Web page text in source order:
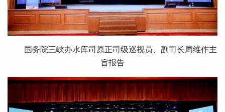
国务院三峡办水库司原正司级巡视员、副司长周维作主
旨报告